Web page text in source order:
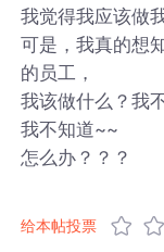
我觉得我应该做
可是，我真的想
的员工，
我该做什么？我
我不知道~~
怎么办？？？
给本帖投票